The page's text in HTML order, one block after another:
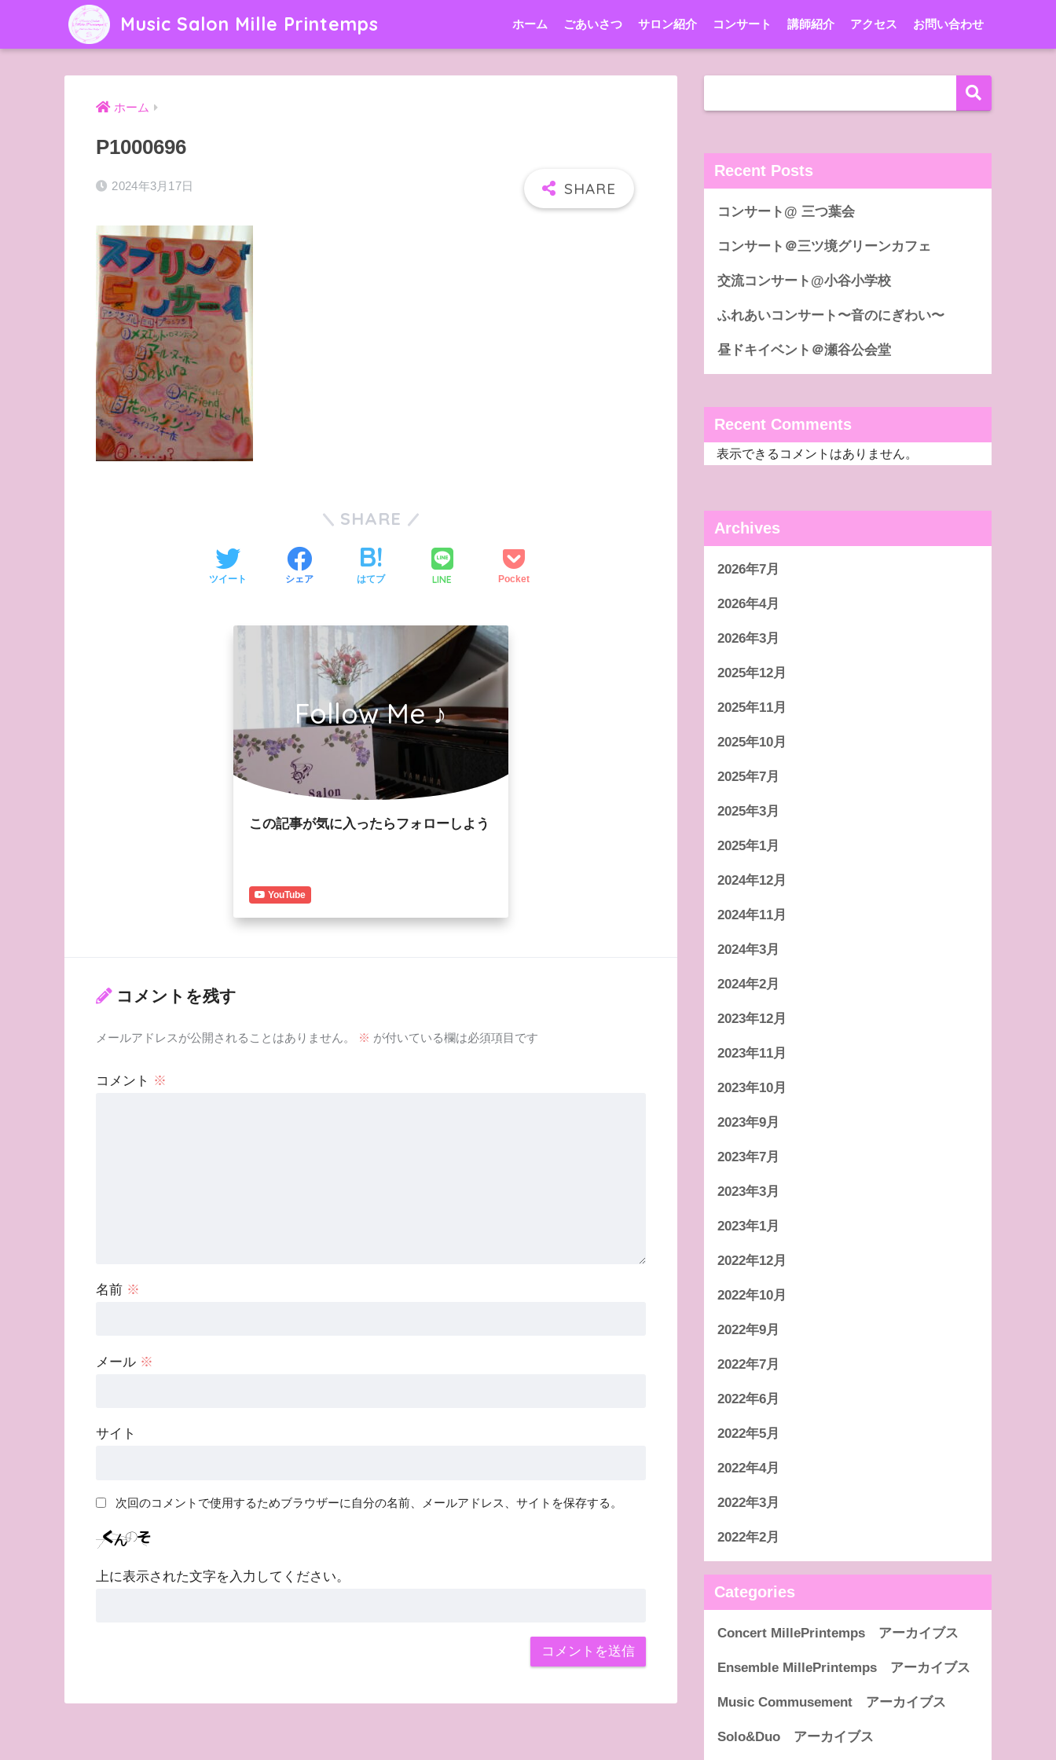
Music Salon Mille Printemps ホーム ごあいさつ サロン紹介 コンサート 講師紹介 アクセス お問い合わせ
ホーム
P1000696
2024年3月17日
SHARE
ツイート シェア はてブ LINE Pocket
Follow Me ♪
この記事が気に入ったらフォローしよう
YouTube
コメントを残す
メールアドレスが公開されることはありません。 ※ が付いている欄は必須項目です
コメント ※
名前 ※
メール ※
サイト
次回のコメントで使用するためブラウザーに自分の名前、メールアドレス、サイトを保存する。
上に表示された文字を入力してください。
Recent Posts
コンサート@ 三つ葉会
コンサート＠三ツ境グリーンカフェ
交流コンサート@小谷小学校
ふれあいコンサート〜音のにぎわい〜
昼ドキイベント＠瀬谷公会堂
Recent Comments
表示できるコメントはありません。
Archives
2026年7月
2026年4月
2026年3月
2025年12月
2025年11月
2025年10月
2025年7月
2025年3月
2025年1月
2024年12月
2024年11月
2024年3月
2024年2月
2023年12月
2023年11月
2023年10月
2023年9月
2023年7月
2023年3月
2023年1月
2022年12月
2022年10月
2022年9月
2022年7月
2022年6月
2022年5月
2022年4月
2022年3月
2022年2月
Categories
Concert MillePrintemps アーカイブス
Ensemble MillePrintemps アーカイブス
Music Commusement アーカイブス
Solo&Duo アーカイブス